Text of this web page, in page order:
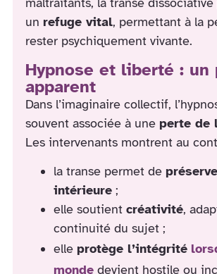
un refuge vital, permettant à la
rester psychiquement vivante.
Hypnose et liberté : un
apparent
Dans l’imaginaire collectif,
souvent associée à une perte de
Les intervenants montrent au
la transe permet de
intérieure ;
elle soutient créativité,
continuité du sujet ;
elle protège l’intégrité
monde devient hostile ou